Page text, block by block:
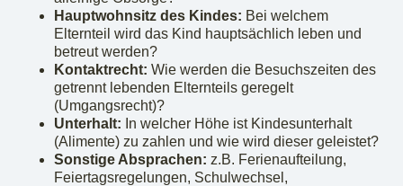
Hauptwohnsitz des Kindes: Bei welchem
Elternteil wird das Kind hauptsächlich leben und
betreut werden?
Kontaktrecht: Wie werden die Besuchszeiten des
getrennt lebenden Elternteils geregelt
(Umgangsrecht)?
Unterhalt: In welcher Höhe ist Kindesunterhalt
(Alimente) zu zahlen und wie wird dieser geleistet?
Sonstige Absprachen: z.B. Ferienaufteilung,
Feiertagsregelungen, Schulwechsel,